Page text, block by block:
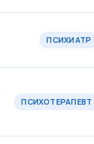
ПСИХИАТР
ПСИХОТЕРАПЕВТ